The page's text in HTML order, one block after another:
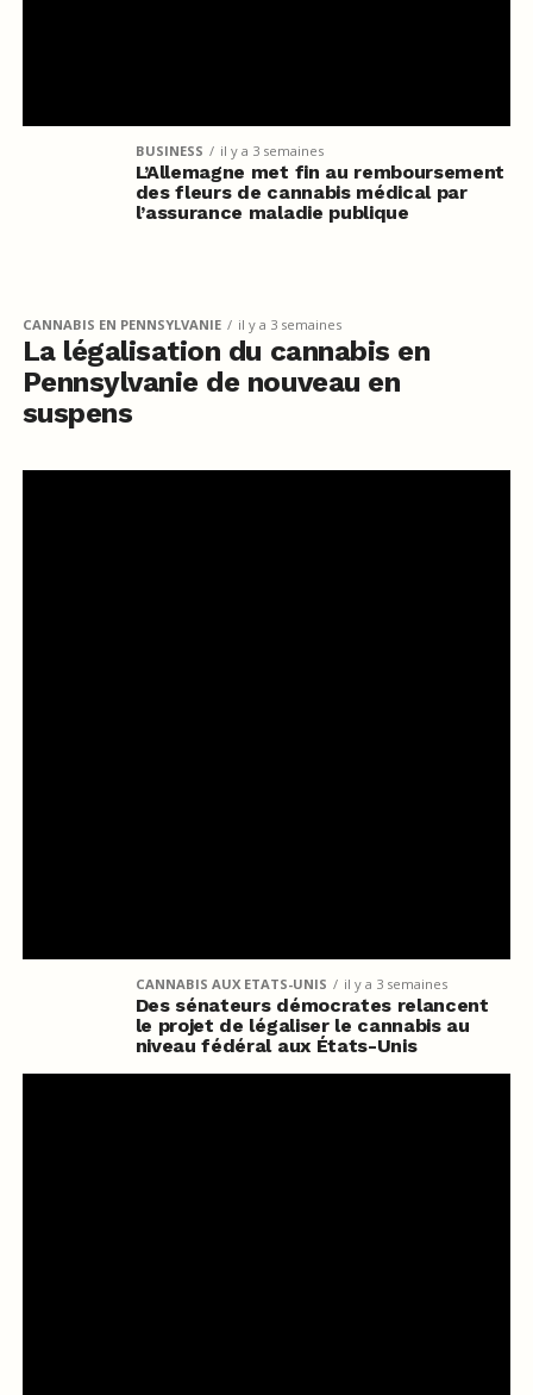
BUSINESS il y a 3 semaines
L’Allemagne met fin au remboursement
des fleurs de cannabis médical par
l’assurance maladie publique
CANNABIS EN PENNSYLVANIE il y a 3 semaines
La légalisation du cannabis en
Pennsylvanie de nouveau en
suspens
CANNABIS AUX ETATS-UNIS il y a 3 semaines
Des sénateurs démocrates relancent
le projet de légaliser le cannabis au
niveau fédéral aux États-Unis